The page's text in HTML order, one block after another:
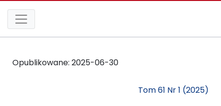
Opublikowane: 2025-06-30
Tom 61 Nr 1 (2025)